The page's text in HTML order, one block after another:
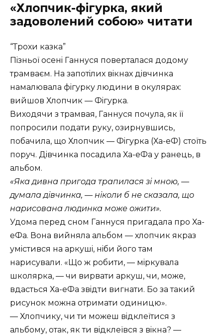
«Хлопчик-фігурка, який
задоволений собою» читати
“Трохи казка”
Пiзньоï осенi Ганнуся поверталася додому
трамваєм. На запотiлих вiкнах дiвчинка
намалювала фiгурку людини в окулярах:
вийшов Хлопчик — Фiгурка.
Виходячи з трамвая, Ганнуся почула, як ïï
попросили подати руку, озирнувшись,
побачила, що Хлопчик — Фiгурка (Ха-еФ) стоïть
поруч. Дiвчинка посадила Ха-еФа у ранець, в
альбом.
Яка дивна пригода трапилася зi мною, —
думала дiвчинка, — нiколи б не сказала, що
нарисована людинка може ожити .
Удома перед сном Ганнуся пригадала про Ха-
еФа. Вона вийняла альбом — хлопчик якраз
умiстився на аркушi, нiби його там
нарисували.
Що ж робити, — мiркувала
школярка, — чи вирвати аркуш, чи, може,
вдасться Ха-еФа звiдти вигнати. Бо за такий
рисунок можна отримати одиницю .
— Хлопчику, чи ти можеш вiдклеïтися з
альбому, отак, як ти вiдклеïвся з вiкна? —